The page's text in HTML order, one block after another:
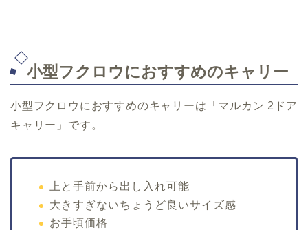
小型フクロウにおすすめのキャリー
小型フクロウにおすすめのキャリーは「マルカン 2ドア
キャリー」です。
上と手前から出し入れ可能
大きすぎないちょうど良いサイズ感
お手頃価格